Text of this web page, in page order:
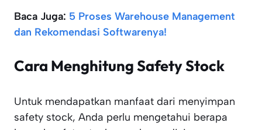
Baca Juga: 5 Proses Warehouse Management
dan Rekomendasi Softwarenya!
Cara Menghitung Safety Stock
Untuk mendapatkan manfaat dari menyimpan
safety stock, Anda perlu mengetahui berapa